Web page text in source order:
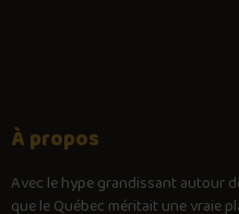
À propos
Avec lehypegrandissant autour
que le Québec méritait une vraie